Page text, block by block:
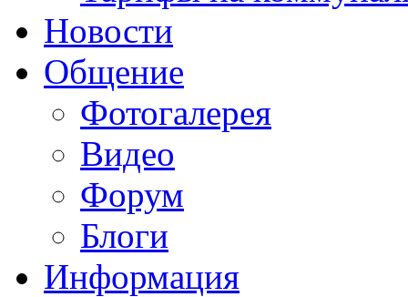
Новости
Общение
Фотогалерея
Видео
Форум
Блоги
Информация